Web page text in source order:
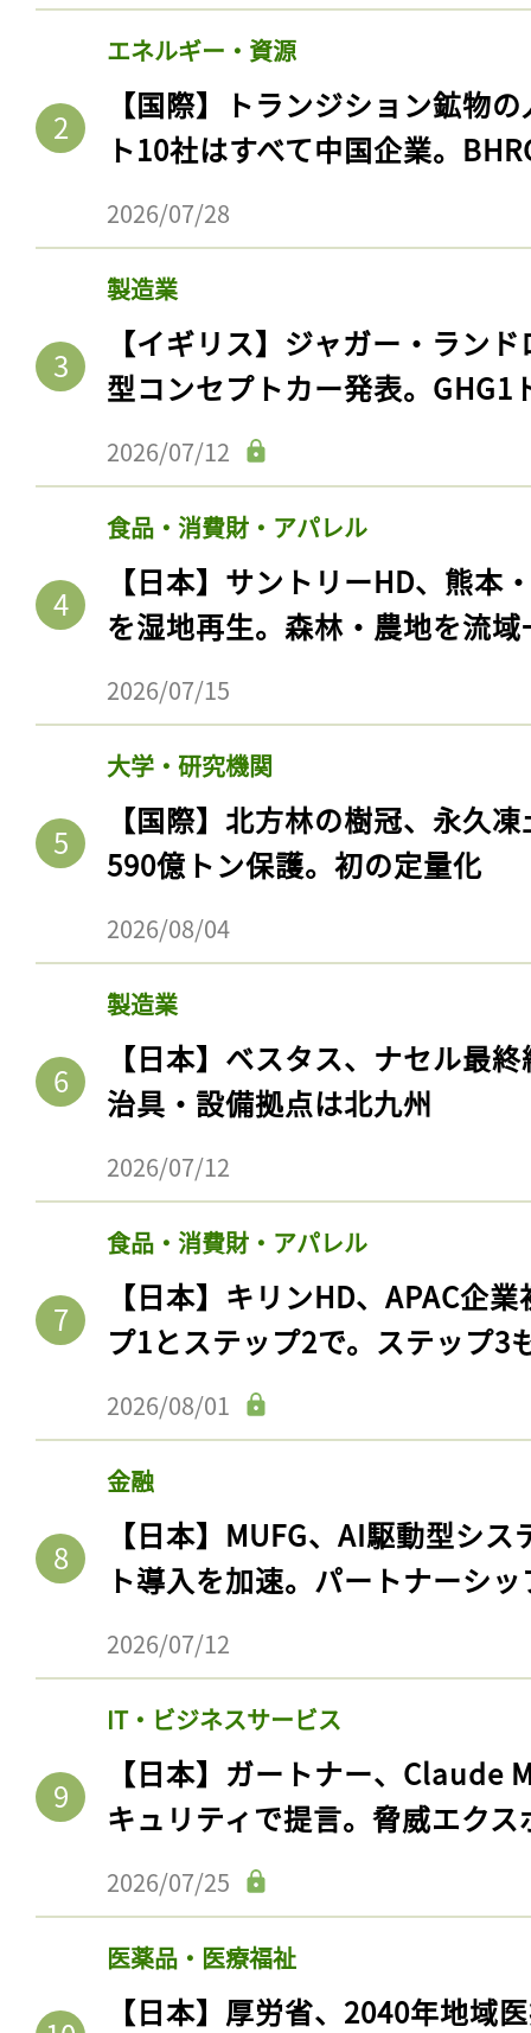
エネルギー・資源
【国際】トランジション鉱物
ト10社はすべて中国企業。
2026/07/28
製造業
【イギリス】ジャガー・ラン
型コンセプトカー発表。GHG1
2026/07/12
食品・消費財・アパレル
【日本】サントリーHD、熊本
を湿地再生。森林・農地を流
2026/07/15
大学・研究機関
【国際】北方林の樹冠、永久
590億トン保護。初の定量化
2026/08/04
製造業
【日本】ベスタス、ナセル最
治具・設備拠点は北九州
2026/07/12
食品・消費財・アパレル
【日本】キリンHD、APAC企
プ1とステップ2で。ステップ3
2026/08/01
金融
【日本】MUFG、AI駆動型シ
ト導入を加速。パートナーシ
2026/07/12
IT・ビジネスサービス
【日本】ガートナー、Claude
キュリティで提言。脅威エク
2026/07/25
医薬品・医療福祉
【日本】厚労省、2040年地域
記事をお気に入りに
会員登録